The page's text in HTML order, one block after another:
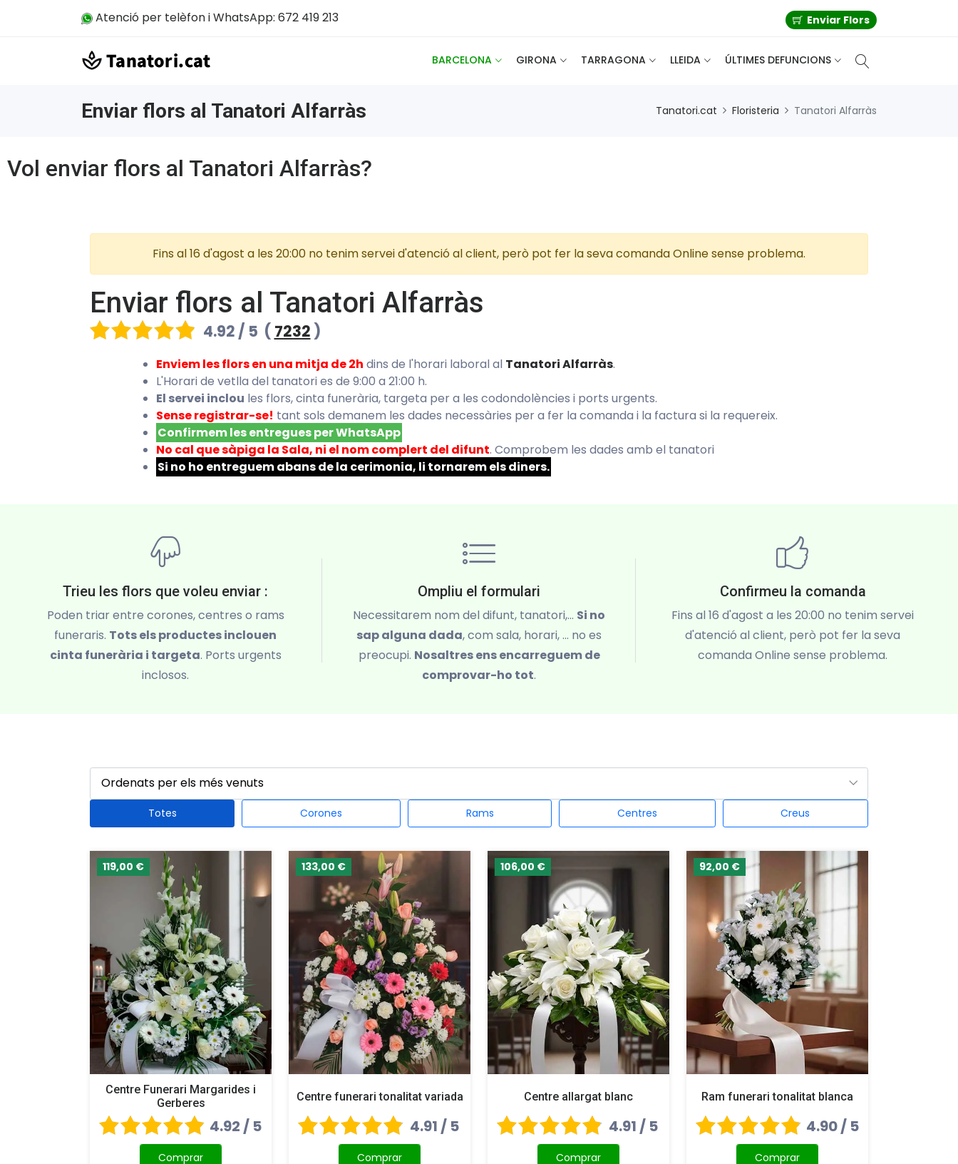
Atenció per telèfon i WhatsApp: 672 419 213 Enviar Flors
BARCELONA GIRONA TARRAGONA LLEIDA ÚLTIMES DEFUNCIONS
Enviar flors al Tanatori Alfarràs Tanatori.cat Floristeria Tanatori Alfarràs
Vol enviar flors al Tanatori Alfarràs?
Fins al 16 d'agost a les 20:00 no tenim servei d'atenció al client, però pot fer la seva comanda Online sense problema.
Enviar flors al Tanatori Alfarràs
4.92 / 5 ( 7232 )
Enviem les flors en una mitja de 2h dins de l'horari laboral al Tanatori Alfarràs.
L'Horari de vetlla del tanatori es de 9:00 a 21:00 h.
El servei inclou les flors, cinta funerària, targeta per a les codondolències i ports urgents.
Sense registrar-se! tant sols demanem les dades necessàries per a fer la comanda i la factura si la requereix.
Confirmem les entregues per WhatsApp
No cal que sàpiga la Sala, ni el nom complert del difunt. Comprobem les dades amb el tanatori
Si no ho entreguem abans de la cerimonia, li tornarem els diners.
Trieu les flors que voleu enviar :
Poden triar entre corones, centres o rams
funeraris. Tots els productes inclouen
cinta funerària i targeta. Ports urgents
inclosos.
Ompliu el formulari
Necessitarem nom del difunt, tanatori,... Si no
sap alguna dada, com sala, horari, ... no es
preocupi. Nosaltres ens encarreguem de
comprovar-ho tot.
Confirmeu la comanda
Fins al 16 d'agost a les 20:00 no tenim servei
d'atenció al client, però pot fer la seva
comanda Online sense problema.
Totes Corones Rams Centres Creus
119,00 €
Centre Funerari Margarides i
Gerberes
4.92 / 5
Comprar
133,00 €
Centre funerari tonalitat variada
4.91 / 5
Comprar
106,00 €
Centre allargat blanc
4.91 / 5
Comprar
92,00 €
Ram funerari tonalitat blanca
4.90 / 5
Comprar